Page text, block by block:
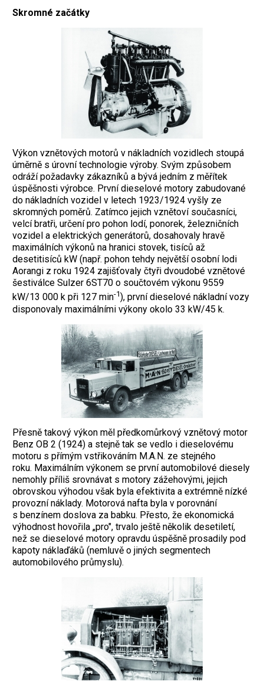
Skromné začátky
Výkon vznětových motorů v nákladních vozidlech stoupá
úměrně s úrovní technologie výroby. Svým způsobem
odráží požadavky zákazníků a bývá jedním z měřítek
úspěšnosti výrobce. První dieselové motory zabudované
do nákladních vozidel v letech 1923/1924 vyšly ze
skromných poměrů. Zatímco jejich vznětoví současníci,
velcí bratři, určení pro pohon lodí, ponorek, železničních
vozidel a elektrických generátorů, dosahovaly hravě
maximálních výkonů na hranici stovek, tisíců až
desetitisíců kW (např. pohon tehdy největší osobní lodi
Aorangi z roku 1924 zajišťovaly čtyři dvoudobé vznětové
šestiválce Sulzer 6ST70 o součtovém výkonu 9559
kW/13 000 k při 127 min-1), první dieselové nákladní vozy
disponovaly maximálními výkony okolo 33 kW/45 k.
Přesně takový výkon měl předkomůrkový vznětový motor
Benz OB 2 (1924) a stejně tak se vedlo i dieselovému
motoru s přímým vstřikováním M.A.N. ze stejného
roku. Maximálním výkonem se první automobilové diesely
nemohly příliš srovnávat s motory zážehovými, jejich
obrovskou výhodou však byla efektivita a extrémně nízké
provozní náklady. Motorová nafta byla v porovnání
s benzínem doslova za babku. Přesto, že ekonomická
výhodnost hovořila „pro", trvalo ještě několik desetiletí,
než se dieselové motory opravdu úspěšně prosadily pod
kapoty náklaďáků (nemluvě o jiných segmentech
automobilového průmyslu).